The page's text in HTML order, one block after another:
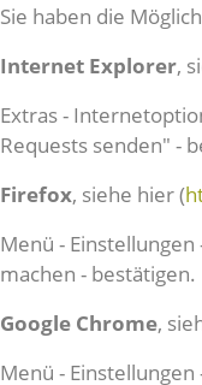
Sie haben die
Internet Explorer,
Extras -
Requests senden" -
Firefox, siehe hier (
Menü -
machen - bestätigen.
Google Chrome,
Menü -